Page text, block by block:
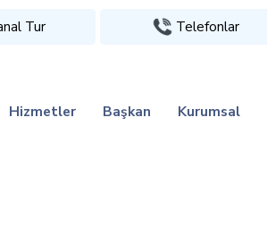
Tur Telefonlar
Hizmetler Başkan Kurumsal